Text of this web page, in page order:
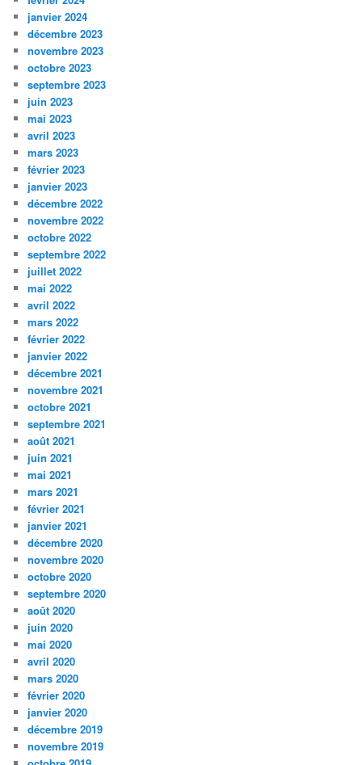
janvier 2024
décembre 2023
novembre 2023
octobre 2023
septembre 2023
juin 2023
mai 2023
avril 2023
mars 2023
février 2023
janvier 2023
décembre 2022
novembre 2022
octobre 2022
septembre 2022
juillet 2022
mai 2022
avril 2022
mars 2022
février 2022
janvier 2022
décembre 2021
novembre 2021
octobre 2021
septembre 2021
août 2021
juin 2021
mai 2021
mars 2021
février 2021
janvier 2021
décembre 2020
novembre 2020
octobre 2020
septembre 2020
août 2020
juin 2020
mai 2020
avril 2020
mars 2020
février 2020
janvier 2020
décembre 2019
novembre 2019